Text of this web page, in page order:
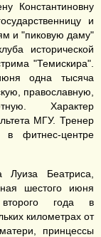
Константиновну
и
и "пиковую даму"
исторической
"Темискира".
одна тысяча
православную,
Характер
МГУ. Тренер
фитнес-центре
Беатриса,
шестого июня
года в
километрах от
принцессы